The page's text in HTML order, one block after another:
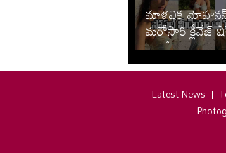
మాళవిక
మరోసారి క్లీవేజ్
ఫొటోలు చూశారా
Latest News